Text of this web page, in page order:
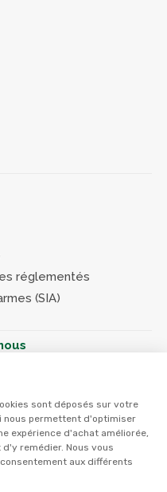
sont déposés sur votre
nous permettent d'optimiser
expérience d'achat améliorée,
remédier. Nous vous
aux différents
réglementés
(SIA)
2026